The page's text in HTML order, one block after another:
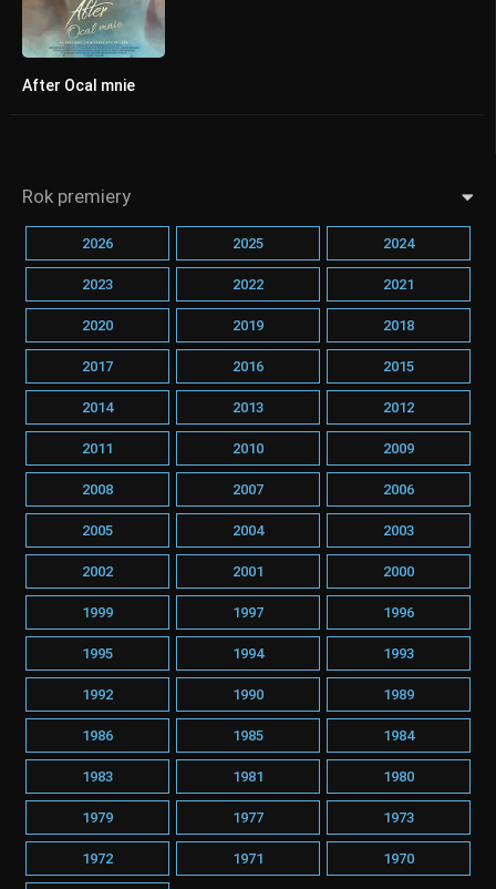
After Ocal mnie
Rok premiery
2026 2025 2024
2023 2022 2021
2020 2019 2018
2017 2016 2015
2014 2013 2012
2011 2010 2009
2008 2007 2006
2005 2004 2003
2002 2001 2000
1999 1997 1996
1995 1994 1993
1992 1990 1989
1986 1985 1984
1983 1981 1980
1979 1977 1973
1972 1971 1970